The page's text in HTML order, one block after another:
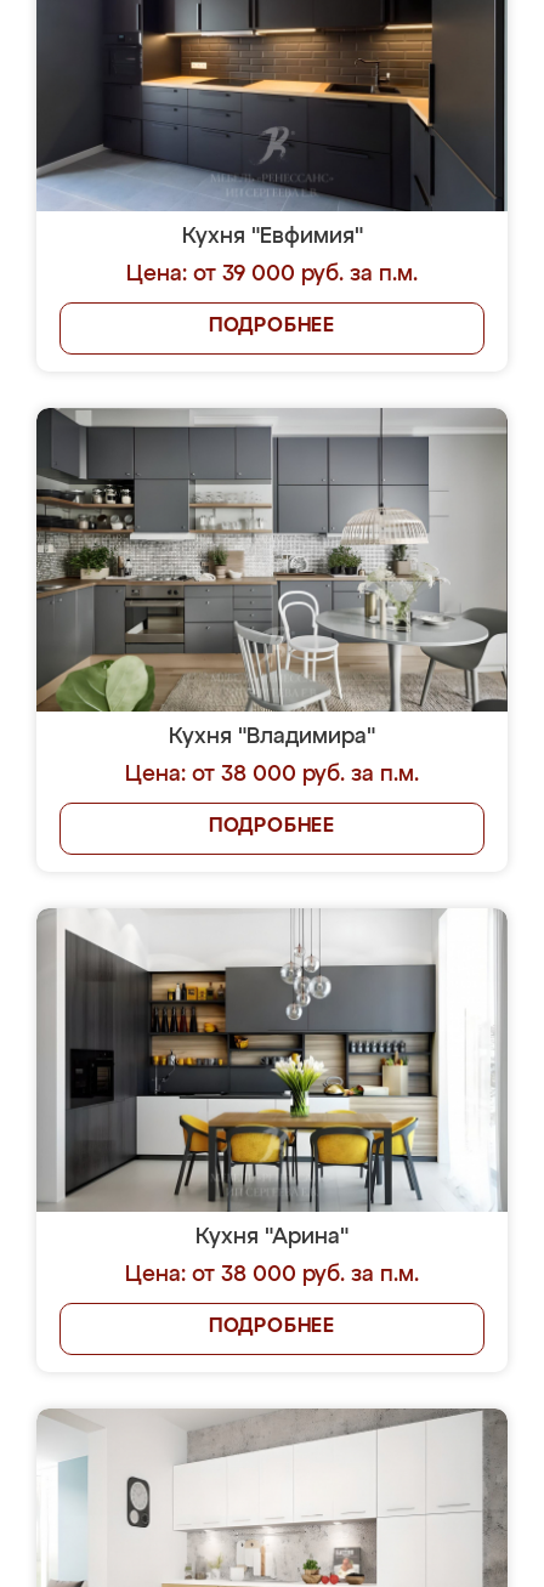
Кухня "Евфимия"
Цена: от 39 000 руб. за п.м.
ПОДРОБНЕЕ
Кухня "Владимира"
Цена: от 38 000 руб. за п.м.
ПОДРОБНЕЕ
Кухня "Арина"
Цена: от 38 000 руб. за п.м.
ПОДРОБНЕЕ